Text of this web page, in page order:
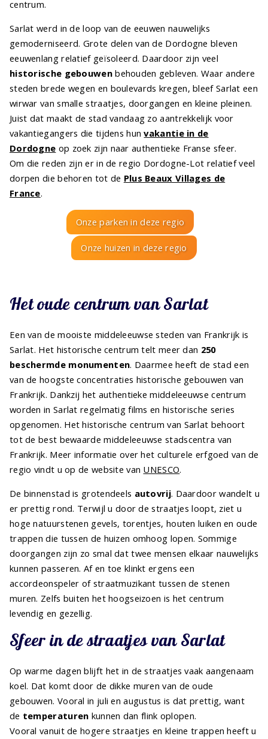
centrum.
Sarlat werd in de loop van de eeuwen nauwelijks
gemoderniseerd. Grote delen van de Dordogne bleven
eeuwenlang relatief geïsoleerd. Daardoor zijn veel
historische gebouwenbehouden gebleven. Waar andere
steden brede wegen en boulevards kregen, bleef Sarlat een
wirwar van smalle straatjes, doorgangen en kleine pleinen.
Juist dat maakt de stad vandaag zo aantrekkelijk voor
vakantiegangers die tijdens hunvakantie in de
Dordogne op zoek zijn naar authentieke Franse sfeer.
Om die reden zijn er in de regio Dordogne-Lot relatief veel
dorpen die behoren tot de Plus Beaux Villages de
France.
Onze parken in deze regio
Onze huizen in deze regio
Het oude centrum van Sarlat
Een van de mooiste middeleeuwse steden van Frankrijk is
Sarlat. Het historische centrum telt meer dan 250
beschermde monumenten. Daarmee heeft de stad een
van de hoogste concentraties historische gebouwen van
Frankrijk. Dankzij het authentieke middeleeuwse centrum
worden in Sarlat regelmatig films en historische series
opgenomen. Het historische centrum van Sarlat behoort
tot de best bewaarde middeleeuwse stadscentra van
Frankrijk. Meer informatie over het culturele erfgoed van de
regio vindt u op de website van UNESCO.
De binnenstad is grotendeels autovrij. Daardoor wandelt u
er prettig rond. Terwijl u door de straatjes loopt, ziet u
hoge natuurstenen gevels, torentjes, houten luiken en oude
trappen die tussen de huizen omhoog lopen. Sommige
doorgangen zijn zo smal dat twee mensen elkaar nauwelijks
kunnen passeren. Af en toe klinkt ergens een
accordeonspeler of straatmuzikant tussen de stenen
muren. Zelfs buiten het hoogseizoen is het centrum
levendig en gezellig.
Sfeer in de straatjes van Sarlat
Op warme dagen blijft het in de straatjes vaak aangenaam
koel. Dat komt door de dikke muren van de oude
gebouwen. Vooral in juli en augustus is dat prettig, want
de temperaturen kunnen dan flink oplopen.
Vooral vanuit de hogere straatjes en kleine trappen heeft u